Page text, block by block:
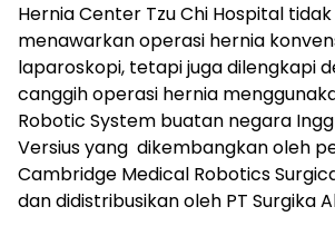
Hernia Center Tzu Chi Hospital
menawarkan operasi hernia
laparoskopi, tetapi juga dilengkapi
canggih operasi hernia
Robotic System buatan negara
Versius yang dikembangkan oleh
Cambridge Medical Robotics
dan didistribusikan oleh PT Surgika